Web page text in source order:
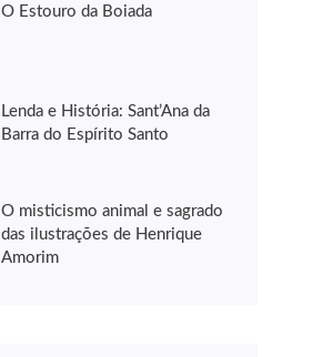
O Estouro da Boiada
Lenda e História: Sant’Ana da
Barra do Espírito Santo
O misticismo animal e sagrado
das ilustrações de Henrique
Amorim